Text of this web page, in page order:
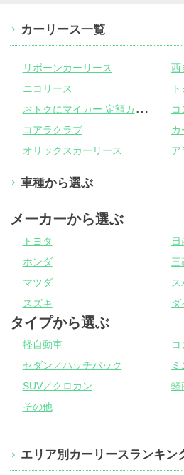
カーリース一覧
リボーンカーリース
西
ニコリース
お
トクにマイカー 定額カルモくん
コアラクラブ
オリックスカーリース ア
車種から選ぶ
メーカーから選ぶ
トヨタ
日
ホンダ
三
マツダ
ス
スズキ
ダ
タイプから選ぶ
軽自動車
コ
セダン／ハッチバック
SUV／クロカン
軽
その他
エリア別カーリースランキン